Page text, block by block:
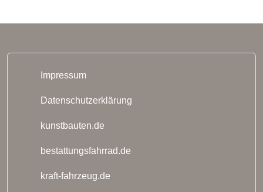
Impressum
Datenschutzerklärung
kunstbauten.de
bestattungsfahrrad.de
kraft-fahrzeug.de